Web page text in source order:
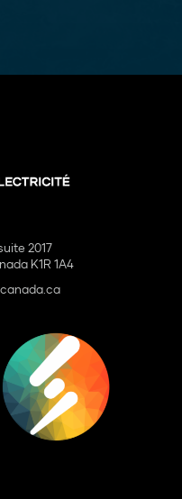
2017
K1R 1A4